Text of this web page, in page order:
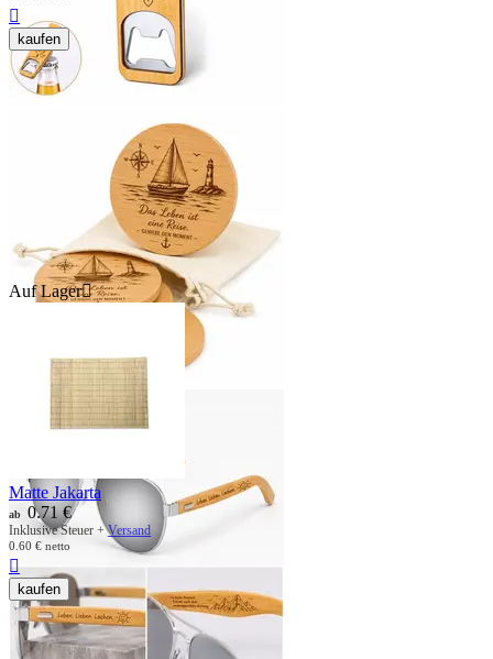

kaufen
Auf Lager
Matte Jakarta
ab 0.71 €
Inklusive Steuer +Versand
0.60 € netto

kaufen